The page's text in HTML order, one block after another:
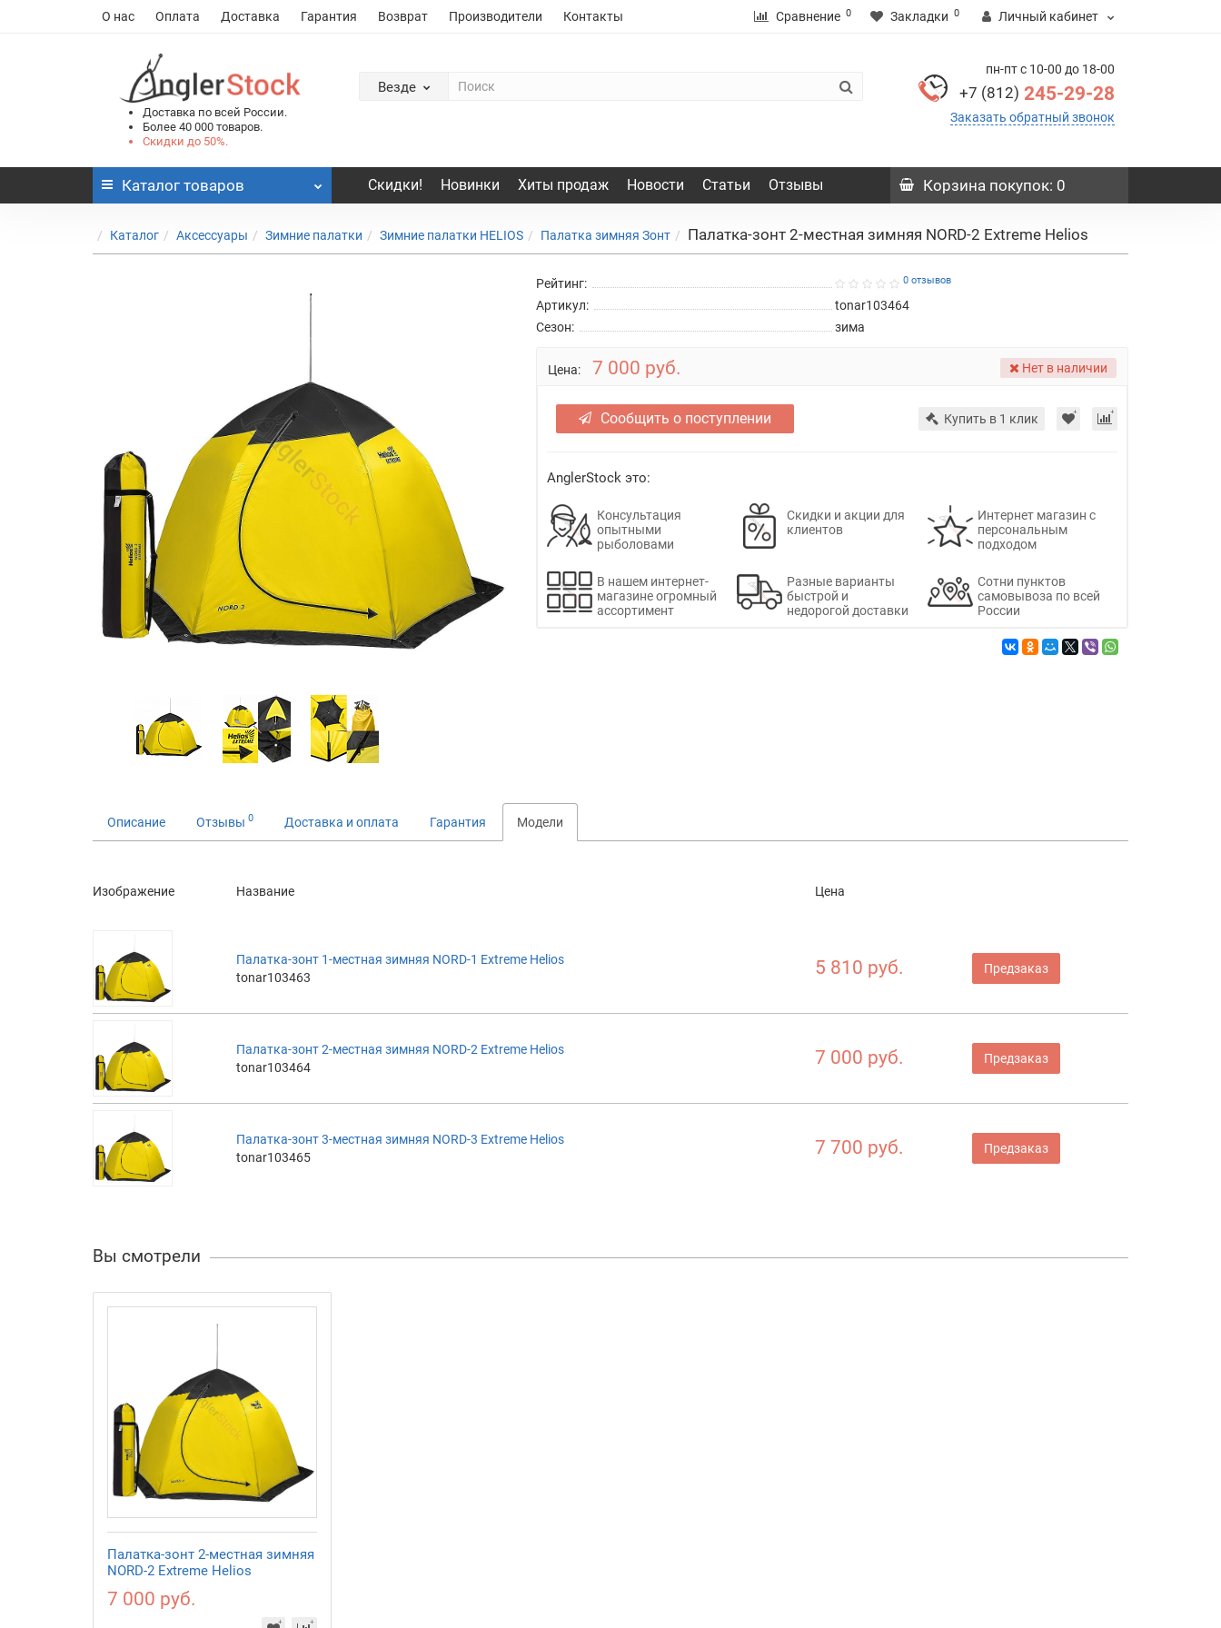
О нас Оплата Доставка Гарантия Возврат Производители Контакты Сравнение 0 Закладки 0 Личный кабинет
Доставка по всей России.
Более 40 000 товаров.
Скидки до 50%.
Везде
пн-пт с 10-00 до 18-00
+7 (812) 245-29-28
Заказать обратный звонок
Каталог товаров Скидки! Новинки Хиты продаж Новости Статьи Отзывы Корзина покупок: 0
Каталог Аксессуары Зимние палатки Зимние палатки HELIOS Палатка зимняя Зонт Палатка-зонт 2-местная зимняя NORD-2 Extreme Helios
Рейтинг: 0 отзывов
Артикул:
tonar103464
Сезон:
зима
Цена: 7 000 руб. Нет в наличии
Сообщить о поступлении Купить в 1 клик
AnglerStock это:
Консультация
опытными
рыболовами
Скидки и акции для
клиентов
Интернет магазин с
персональным
подходом
В нашем интернет-
магазине огромный
ассортимент
Разные варианты
быстрой и
недорогой доставки
Сотни пунктов
самовывоза по всей
России
Описание Отзывы 0 Доставка и оплата Гарантия Модели
Изображение Название Цена
Палатка-зонт 1-местная зимняя NORD-1 Extreme Helios
tonar103463
5 810 руб. Предзаказ
Палатка-зонт 2-местная зимняя NORD-2 Extreme Helios
tonar103464
7 000 руб. Предзаказ
Палатка-зонт 3-местная зимняя NORD-3 Extreme Helios
tonar103465
7 700 руб. Предзаказ
Вы смотрели
Палатка-зонт 2-местная зимняя
NORD-2 Extreme Helios
7 000 руб.